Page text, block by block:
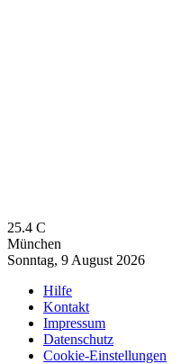
25.4 C
München
Sonntag, 9 August 2026
Hilfe
Kontakt
Impressum
Datenschutz
Cookie-Einstellungen